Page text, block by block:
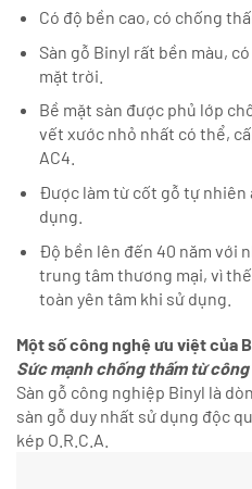
Có độ bền cao, có chống
Sàn gỗ Binyl rất bền màu,
mặt trời.
Bề mặt sàn được phủ lớp
vết xước nhỏ nhất có thể,
AC4.
Được làm từ cốt gỗ tự nhiên
dụng.
Độ bền lên đến 40 năm với
trung tâm thương mại, vì
toàn yên tâm khi sử dụng.
Một số công nghệ ưu việt của
Sức mạnh chống thấm từ
Sàn gỗ công nghiệp Binyl là
sàn gỗ duy nhất sử dụng độc
kép O.R.C.A.